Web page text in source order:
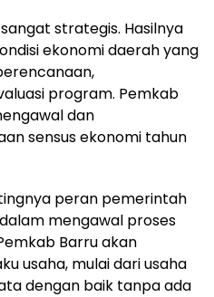
sangat strategis. Hasilnya
ekonomi daerah yang
program. Pemkab
dan
sensus ekonomi tahun
peran pemerintah
mengawal proses
Barru akan
usaha, mulai dari usaha
dengan baik tanpa ada